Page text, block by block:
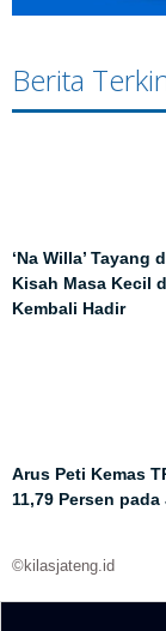
Berita
‘Na Willa’ Tayang
Kisah Masa Kecil
Kembali Hadir
Arus Peti Kemas
11,79 Persen
©kilasjateng.id